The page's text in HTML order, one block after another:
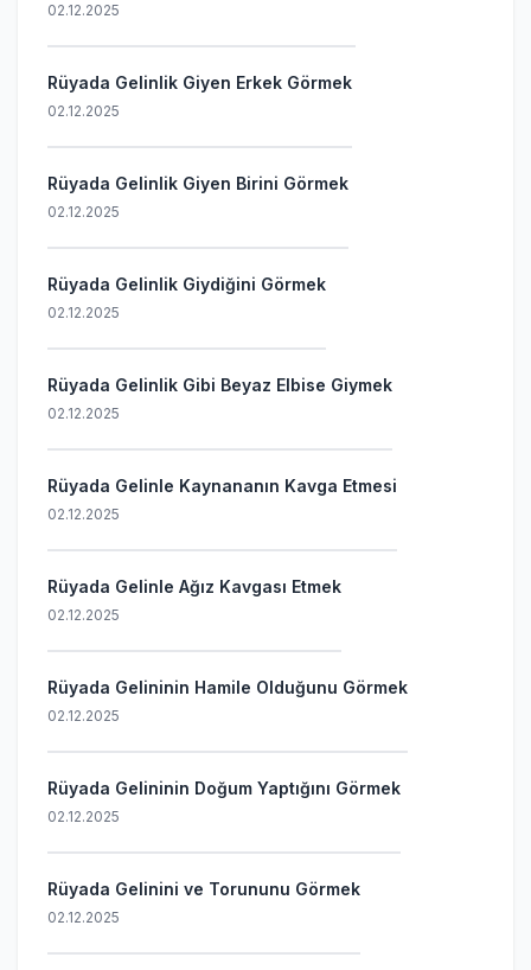
02.12.2025
Rüyada Gelinlik Giyen Erkek Görmek
02.12.2025
Rüyada Gelinlik Giyen Birini Görmek
02.12.2025
Rüyada Gelinlik Giydiğini Görmek
02.12.2025
Rüyada Gelinlik Gibi Beyaz Elbise Giymek
02.12.2025
Rüyada Gelinle Kaynananın Kavga Etmesi
02.12.2025
Rüyada Gelinle Ağız Kavgası Etmek
02.12.2025
Rüyada Gelininin Hamile Olduğunu Görmek
02.12.2025
Rüyada Gelininin Doğum Yaptığını Görmek
02.12.2025
Rüyada Gelinini ve Torununu Görmek
02.12.2025